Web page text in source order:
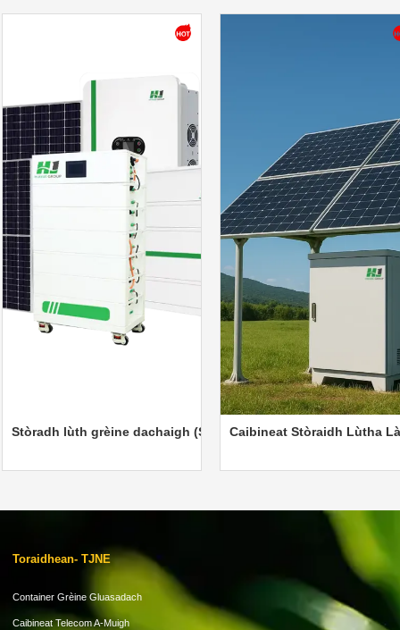
418KWh
lùth grèine dachaigh (Stacaichte)Caibineat Stòraidh Lùtha Làrach
Toraidhean- TJNE
Container Grèine Gluasadach
Caibineat Telecom A-Muigh